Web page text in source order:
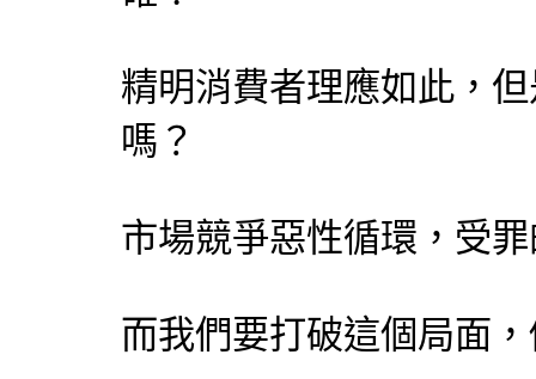
精明消費者理應如此，
嗎？
市場競爭惡性循環，受
而我們要打破這個局面